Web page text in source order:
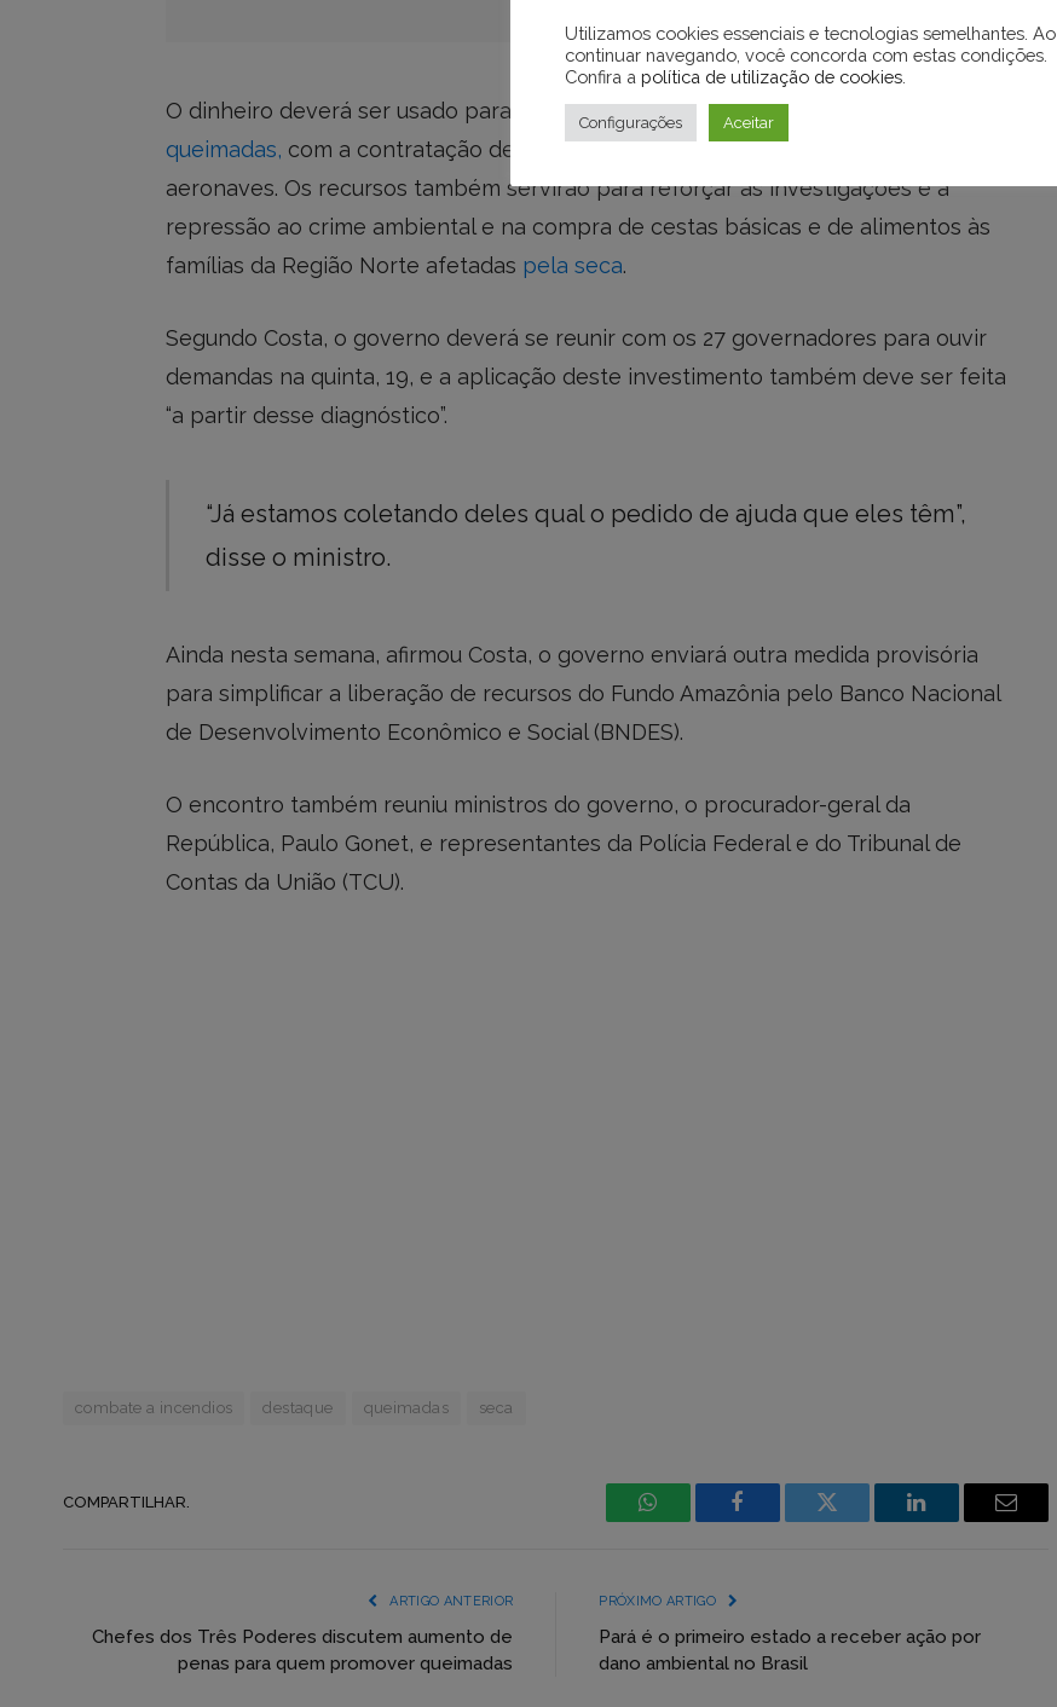
O dinheiro deverá ser usado para reforçar o monitoramento e enfrentamento às
queimadas, com a contratação de mais brigadistas e aluguel de viaturas e
aeronaves. Os recursos também servirão para reforçar as investigações e a
repressão ao crime ambiental e na compra de cestas básicas e de alimentos às
famílias da Região Norte afetadas pela seca.
Segundo Costa, o governo deverá se reunir com os 27 governadores para ouvir
demandas na quinta, 19, e a aplicação deste investimento também deve ser feita
“a partir desse diagnóstico”.
“Já estamos coletando deles qual o pedido de ajuda que eles têm”,
disse o ministro.
Ainda nesta semana, afirmou Costa, o governo enviará outra medida provisória
para simplificar a liberação de recursos do Fundo Amazônia pelo Banco Nacional
de Desenvolvimento Econômico e Social (BNDES).
O encontro também reuniu ministros do governo, o procurador-geral da
República, Paulo Gonet, e representantes da Polícia Federal e do Tribunal de
Contas da União (TCU).
combate a incendios destaque queimadas seca
COMPARTILHAR.
WhatsAppFacebook Incorpore
Twitter,
LinkedIn Email
ARTIGO ANTERIOR
Chefes dos Três Poderes discutem aumento de
penas para quem promover queimadas
PRÓXIMO ARTIGO
Pará é o primeiro estado a receber ação por
dano ambiental no Brasil
Utilizamos cookies essenciais e tecnologias semelhantes. Ao
continuar navegando, você concorda com estas condições.
Confira a política de utilização de cookies
Configurações Aceitar